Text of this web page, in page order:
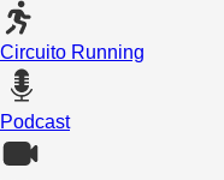
Circuito Running
Podcast